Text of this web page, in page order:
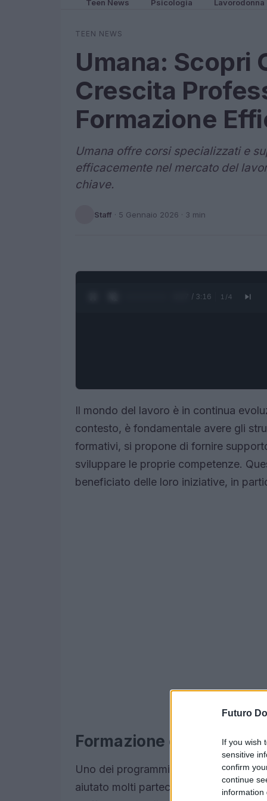
Futuro
If you wish
sensitive
confirm
continue
information
Teen News Psicologia Lavorodonna
TEEN NEWS
Umana: Scopri
Crescita
Formazione
Umana offre corsi specializzati e
efficacemente nel mercato del
chiave.
Staff · 5 Gennaio 2026 · 3 min
0:28 / 3:16 1 /4
Il mondo del lavoro è in continua
contesto, è fondamentale avere gli
formativi, si propone di fornire
sviluppare le proprie competenze.
beneficiato delle loro iniziative, in
Formazione e corsi di
Uno dei programmi più apprezzati è il
aiutato molti partecipanti a